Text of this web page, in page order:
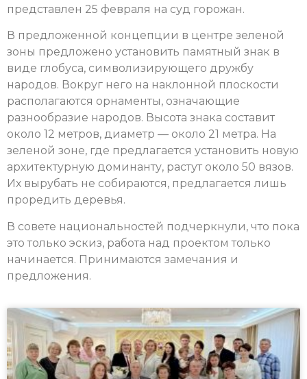
представлен 25 февраля на суд горожан.
В предложенной концепции в центре зеленой
зоны предложено установить памятный знак в
виде глобуса, символизирующего дружбу
народов. Вокруг него на наклонной плоскости
располагаются орнаменты, означающие
разнообразие народов. Высота знака составит
около 12 метров, диаметр — около 21 метра. На
зеленой зоне, где предлагается установить новую
архитектурную доминанту, растут около 50 вязов.
Их вырубать не собираются, предлагается лишь
проредить деревья.
В совете национальностей подчеркнули, что пока
это только эскиз, работа над проектом только
начинается. Принимаются замечания и
предложения.